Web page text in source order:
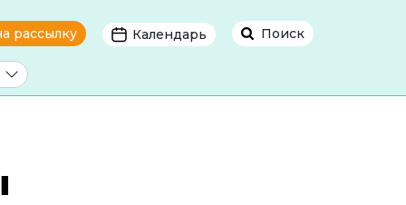
рассылку Календарь Поиск